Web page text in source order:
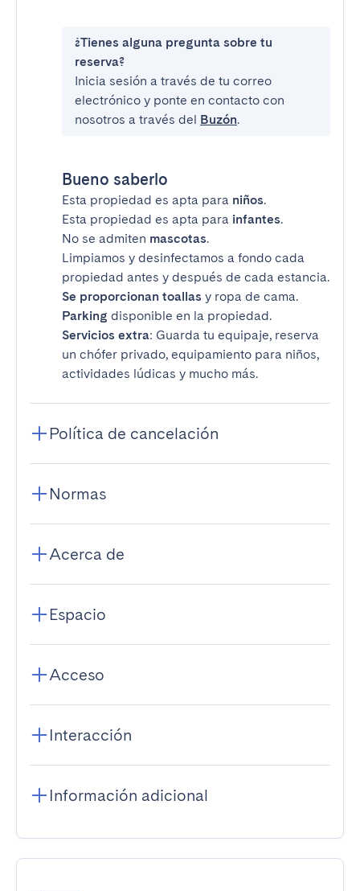
¿Tienes alguna pregunta sobre tu
reserva?
Inicia sesión a través de tu correo
electrónico y ponte en contacto con
nosotros a través del Buzón.
Bueno saberlo
Esta propiedad es apta para niños.
Esta propiedad es apta para infantes.
No se admiten mascotas.
Limpiamos y desinfectamos a fondo cada
propiedad antes y después de cada estancia.
Se proporcionan toallas y ropa de cama.
Parking disponible en la propiedad.
Servicios extra: Guarda tu equipaje, reserva
un chófer privado, equipamiento para niños,
actividades lúdicas y mucho más.
Política de cancelación
Normas
Acerca de
Espacio
Acceso
Interacción
Información adicional